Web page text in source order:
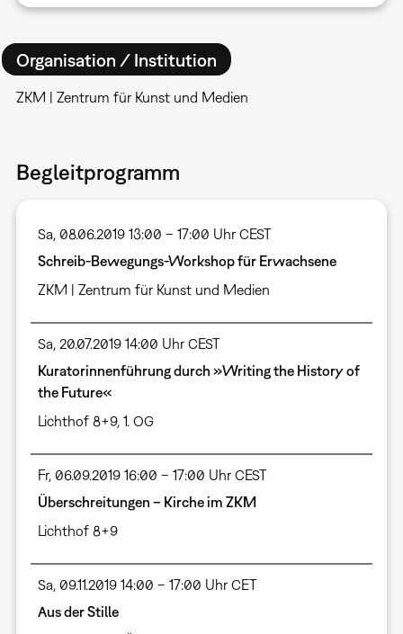
Organisation / Institution
ZKM | Zentrum für Kunst und Medien
Begleitprogramm
Sa, 08.06.2019 13:00 – 17:00 Uhr CEST
Schreib-Bewegungs-Workshop für Erwachsene
ZKM | Zentrum für Kunst und Medien
Sa, 20.07.2019 14:00 Uhr CEST
Kuratorinnenführung durch »Writing the History of
the Future«
Lichthof 8+9, 1. OG
Fr, 06.09.2019 16:00 – 17:00 Uhr CEST
Überschreitungen – Kirche im ZKM
Lichthof 8+9
Sa, 09.11.2019 14:00 – 17:00 Uhr CET
Aus der Stille